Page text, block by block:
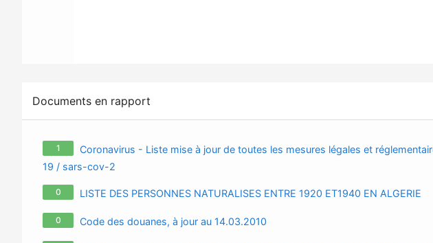
Documents en rapport
1
Coronavirus - Liste mise à jour de toutes les mesures légales et
19 / sars-cov-2
0 LISTE DES PERSONNES NATURALISES ENTRE 1920 ET1940 EN ALGERIE
0 Code des douanes, à jour au 14.03.2010